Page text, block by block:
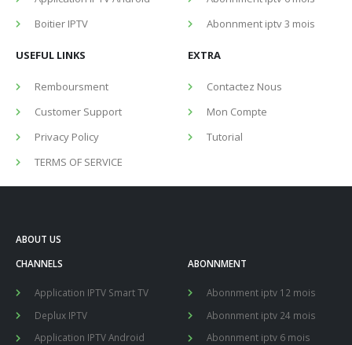
Boitier IPTV
Abonnment iptv 3 mois
USEFUL LINKS
Remboursment
Customer Support
Privacy Policy
TERMS OF SERVICE
EXTRA
Contactez Nous
Mon Compte
Tutorial
ABOUT US
CHANNELS
Application IPTV Smart TV
Deplux IPTV
Application IPTV Android
ABONNMENT
Abonnment iptv 12 mois
Abonnment iptv 24 mois
Abonnment iptv 6 mois